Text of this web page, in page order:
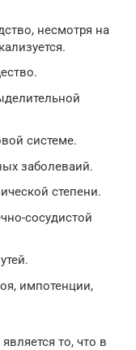
несмотря на
системе.
заболеваий.
степени.
сосудистой
импотенции,
то, что в